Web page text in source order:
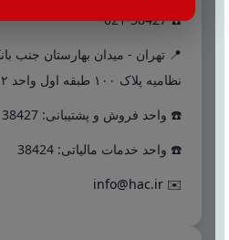
☎️ 021-38427
📍 تهران - میدان بهارستان جنب
نظامیه پلاک ۱۰۰ طبقه اول واحد ۲
☎️ واحد فروش و پشتیبانی: 38427
☎️ واحد خدمات مالیاتی: 38424
✉️
info@hac.ir